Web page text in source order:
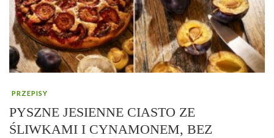
PRZEPISY
PYSZNE JESIENNE CIASTO ZE
ŚLIWKAMI I CYNAMONEM, BEZ